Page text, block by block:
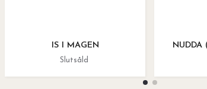
IS I MAGEN
Slutsåld
NUDDA